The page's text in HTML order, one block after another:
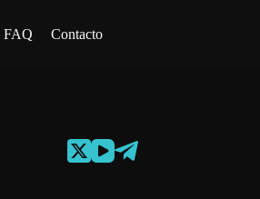
FAQ Contacto